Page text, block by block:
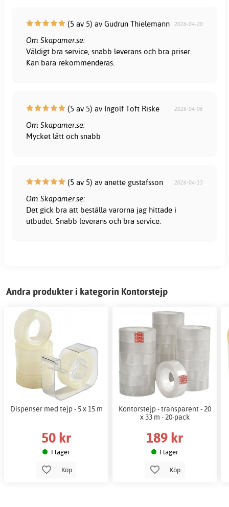
(5 av 5) av Gudrun Thielemann 2026-04-20
Om Skapamer.se:
Väldigt bra service, snabb leverans och bra priser.
Kan bara rekommenderas.
(5 av 5) av Ingolf Toft Riske 2026-04-06
Om Skapamer.se:
Mycket lätt och snabb
(5 av 5) av anette gustafsson 2026-04-13
Om Skapamer.se:
Det gick bra att beställa varorna jag hittade i
utbudet. Snabb leverans och bra service.
Andra produkter i kategorin Kontorstejp
Dispenser med tejp - 5 x 15 m
50 kr
I lager
Köp
Kontorstejp - transparent - 20
x 33 m - 20-pack
189 kr
I lager
Köp